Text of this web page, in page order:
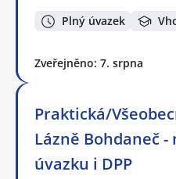
Plný úvazek
Zveřejněno: 7. srpna
Praktická/
Lázně Bohdaneč
úvazku i DPP